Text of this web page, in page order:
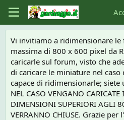
Vi invitiamo a ridimensionare le
massima di 800 x 600 pixel da
caricarle sul forum, visto che
di caricare le miniature nel caso
capace di ridimensionarle;
NEL CASO VENGANO
DIMENSIONI SUPERIORI AGLI
VERRANNO CHIUSE. Grazie per